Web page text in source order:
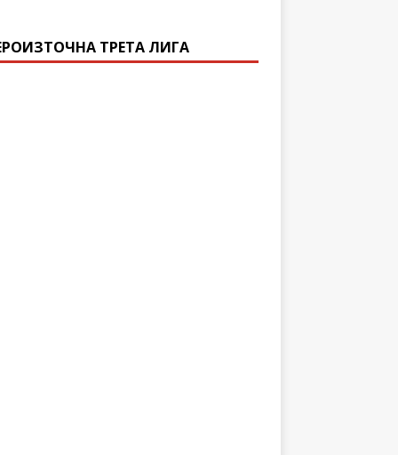
ТРЕТА ЛИГА